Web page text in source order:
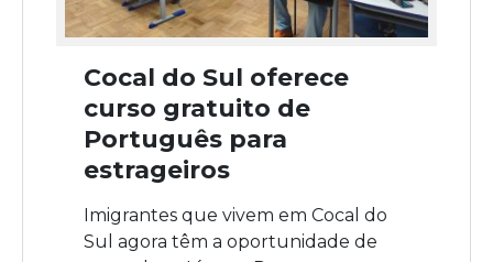
Cocal do Sul oferece
curso gratuito de
Português para
estrageiros
Imigrantes que vivem em Cocal do
Sul agora têm a oportunidade de